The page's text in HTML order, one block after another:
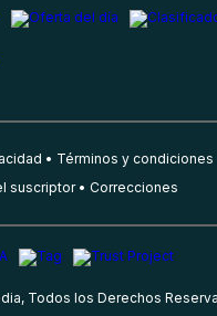
Términos y condiciones
suscriptor
Correcciones
Todos los Derechos